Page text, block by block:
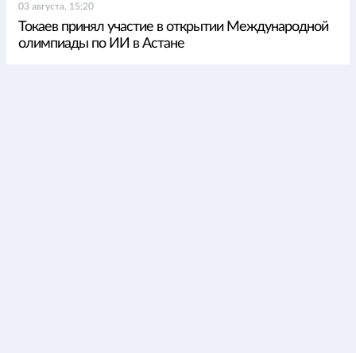
03 августа, 15:20
Токаев принял участие в открытии Международной
олимпиады по ИИ в Астане